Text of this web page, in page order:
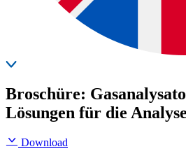
Broschüre:
Lösungen für die Analyse
Download